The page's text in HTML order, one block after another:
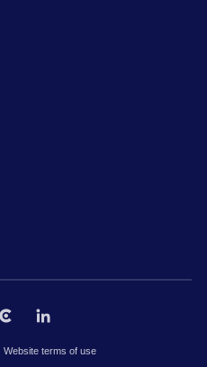
Website terms of use